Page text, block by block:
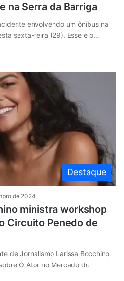
na Serra da Barriga
envolvendo um ônibus na
sexta-feira (29). Esse é o…
Destaque
de 2024
ministra workshop
Circuito Penedo de
de Jornalismo Larissa Bocchino
O Ator no Mercado do